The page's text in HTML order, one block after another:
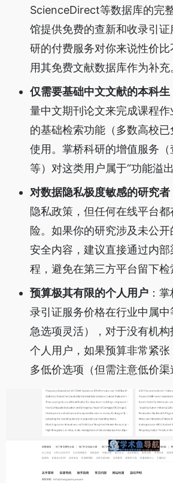
ScienceDirect等数据库的完
馆提供免费的查新和收录引
研的付费服务对你来说性价
用其免费文献数据库作为补充
仅需要基础中文文献的本科生
量中文期刊论文来完成课程作
的基础检索功能（多数高校
使用。掌桥科研的增值服务
等）对这类用户属于“功能溢出
对数据隐私极度敏感的研究者
隐私政策，但任何在线平台
险。如果你的研究涉及未公
安全内容，建议直接通过内
程，避免在第三方平台留下检
预算极其有限的个人用户 ：
录引证服务价格在行业中属
急选项灵活），对于没有机
个人用户，如果预算非常紧
多低价选项（但需注意低价渠